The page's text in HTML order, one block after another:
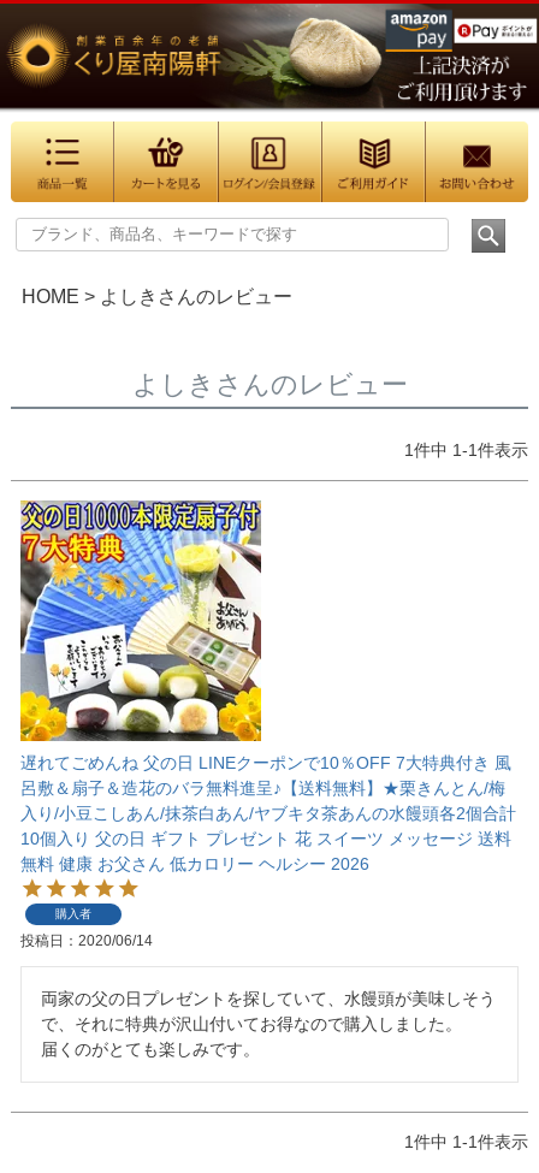
HOME よしきさんのレビュー
よしきさんのレビュー
1件中 1-1件表示
遅れてごめんね 父の日 LINEクーポンで10％OFF 7大特典付き 風
呂敷＆扇子＆造花のバラ無料進呈♪【送料無料】★栗きんとん/梅
入り/小豆こしあん/抹茶白あん/ヤブキタ茶あんの水饅頭各2個合計
10個入り 父の日 ギフト プレゼント 花 スイーツ メッセージ 送料
無料 健康 お父さん 低カロリー ヘルシー 2026
購入者
投稿日 2020/06/14
両家の父の日プレゼントを探していて、水饅頭が美味しそう
で、それに特典が沢山付いてお得なので購入しました。
届くのがとても楽しみです。
1件中 1-1件表示